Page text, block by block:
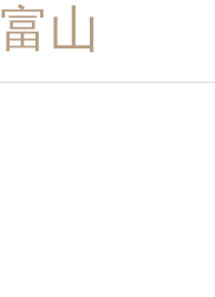
富山